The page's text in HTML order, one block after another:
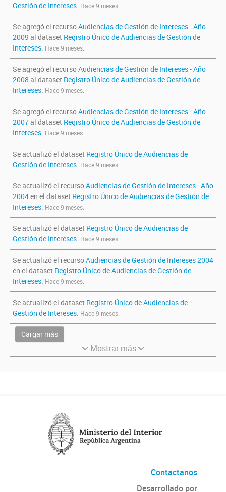
Gestión de Intereses. Hace 9 meses.
Se agregó el recursoAudiencias de Gestión de Intereses - Año
2009 al dataset Registro Único de Audiencias de Gestión de
Intereses. Hace 9 meses.
Se agregó el recursoAudiencias de Gestión de Intereses - Año
2008 al dataset Registro Único de Audiencias de Gestión de
Intereses. Hace 9 meses.
Se agregó el recursoAudiencias de Gestión de Intereses - Año
2007al dataset Registro Único de Audiencias de Gestión de
Intereses. Hace 9 meses.
Se actualizó el dataset Registro Único de Audiencias de
Gestión de Intereses. Hace 9 meses.
Se actualizó el recursoAudiencias de Gestión de Intereses - Año
2004en el dataset Registro Único de Audiencias de Gestión de
Intereses. Hace 9 meses.
Se actualizó el dataset Registro Único de Audiencias de
Gestión de Intereses. Hace 9 meses.
Se actualizó el recursoAudiencias de Gestión de Intereses 2004
en el dataset Registro Único de Audiencias de Gestión de
Intereses. Hace 9 meses.
Se actualizó el dataset Registro Único de Audiencias de
Gestión de Intereses. Hace 9 meses.
Cargar más
Mostrar más
Contactanos
Desarrollado por